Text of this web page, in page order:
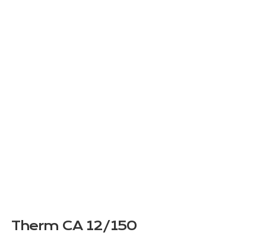
Therm CA 12/150